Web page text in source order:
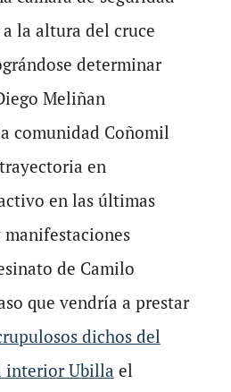
la altura del cruce
determinar
Meliñan
comunidad Coñomil
en
en las últimas
de Camilo
que vendría a prestar
dichos del
interior Ubilla el